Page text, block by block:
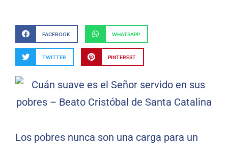
FACEBOOK WHATSAPP
TWITTER PINTEREST
Los pobres nunca son una carga para un